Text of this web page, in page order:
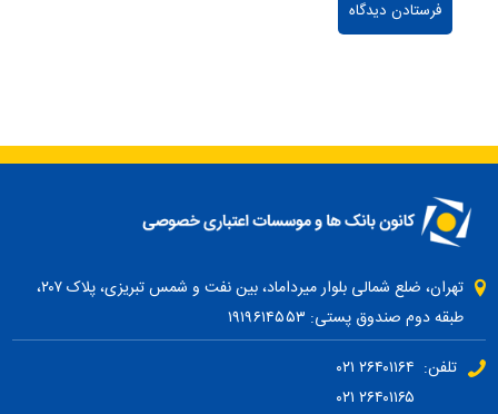
تهران، ضلع شمالی بلوار میرداماد، بین نفت و شمس تبریزی، پلاک ۲۰۷،
طبقه دوم صندوق پستی: ۱۹۱۹۶۱۴۵۵۳
تلفن: ۲۶۴۰۱۱۶۴ ۰۲۱